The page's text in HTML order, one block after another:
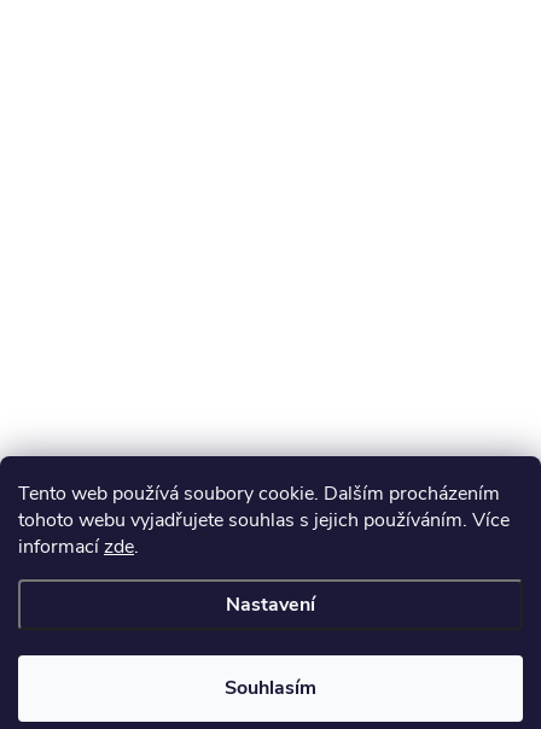
Tento web používá soubory cookie. Dalším procházením
tohoto webu vyjadřujete souhlas s jejich používáním. Více
informacízde.
Nastavení
Souhlasím